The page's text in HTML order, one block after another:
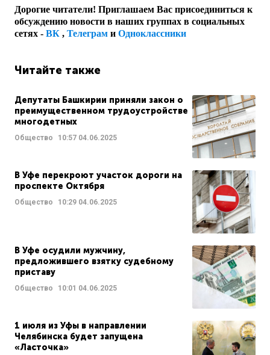
Дорогие читатели! Приглашаем Вас присоединиться к
обсуждению новости в наших группах в социальных
сетях - ВК , Телеграм и Одноклассники
Читайте также
Депутаты Башкирии приняли закон о
преимущественном трудоустройстве
многодетных
Общество 10:57 04.06.2025
В Уфе перекроют участок дороги на
проспекте Октября
Общество 10:29 04.06.2025
В Уфе осудили мужчину,
предложившего взятку судебному
приставу
Общество 10:01 04.06.2025
1 июля из Уфы в направлении
Челябинска будет запущена
«Ласточка»